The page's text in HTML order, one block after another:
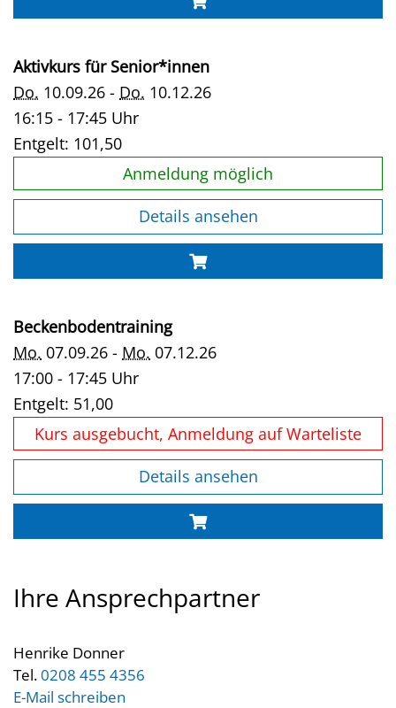
Aktivkurs für Senior*innen
Do. 10.09.26 - Do. 10.12.26
16:15 - 17:45 Uhr
Entgelt: 101,50
Anmeldung möglich
Details ansehen
Beckenbodentraining
Mo. 07.09.26 - Mo. 07.12.26
17:00 - 17:45 Uhr
Entgelt: 51,00
Kurs ausgebucht, Anmeldung auf Warteliste
Details ansehen
Ihre Ansprechpartner
Henrike Donner
Tel.0208 455 4356
E-Mail schreiben